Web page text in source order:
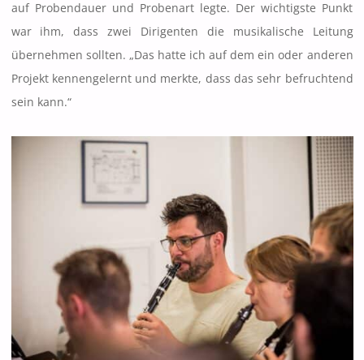
auf Probendauer und Probenart legte. Der wichtigste Punkt
war ihm, dass zwei Dirigenten die musikalische Leitung
übernehmen sollten. „Das hatte ich auf dem ein oder anderen
Projekt kennengelernt und merkte, dass das sehr befruchtend
sein kann.“